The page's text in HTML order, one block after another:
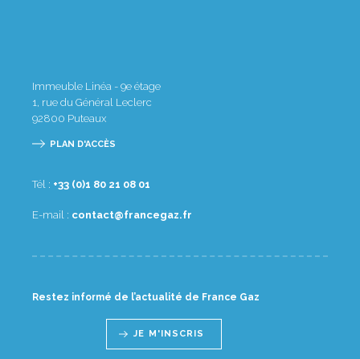
Immeuble Linéa - 9e étage
1, rue du Général Leclerc
92800 Puteaux
PLAN D'ACCÈS
Tél : 10 80 12 08 1(0) 33+
E-mail : rf.zagecnarf@tcatnoc
Restez informé de l’actualité de France Gaz
JE M'INSCRIS